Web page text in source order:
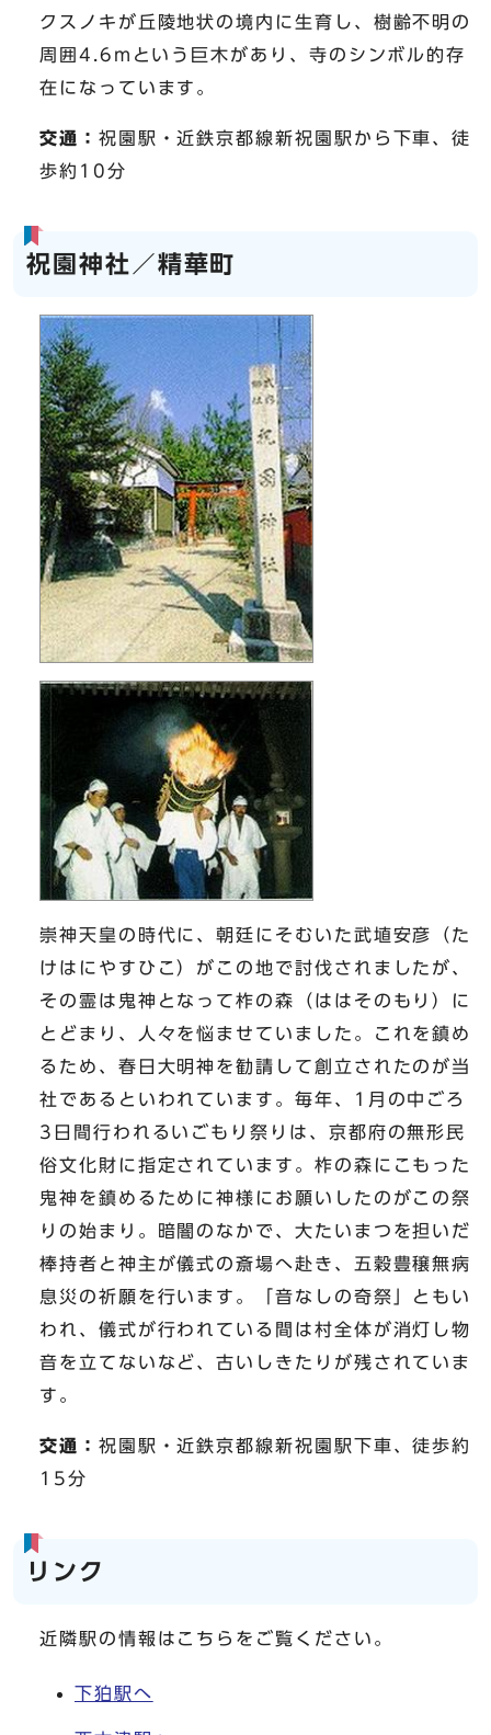
クスノキが丘陵地状の境内に生育し、樹齢不明の
周囲4.6mという巨木があり、寺のシンボル的存
在になっています。
交通： 祝園駅・近鉄京都線新祝園駅から下車、徒
歩約10分
祝園神社／精華町
崇神天皇の時代に、朝廷にそむいた武埴安彦（た
けはにやすひこ）がこの地で討伐されましたが、
その霊は鬼神となって柞の森（ははそのもり）に
とどまり、人々を悩ませていました。これを鎮め
るため、春日大明神を勧請して創立されたのが当
社であるといわれています。毎年、1月の中ごろ
3日間行われるいごもり祭りは、京都府の無形民
俗文化財に指定されています。柞の森にこもった
鬼神を鎮めるために神様にお願いしたのがこの祭
りの始まり。暗闇のなかで、大たいまつを担いだ
棒持者と神主が儀式の斎場へ赴き、五穀豊穣無病
息災の祈願を行います。「音なしの奇祭」ともい
われ、儀式が行われている間は村全体が消灯し物
音を立てないなど、古いしきたりが残されていま
す。
交通： 祝園駅・近鉄京都線新祝園駅下車、徒歩約
15分
リンク
近隣駅の情報はこちらをご覧ください。
下狛駅へ